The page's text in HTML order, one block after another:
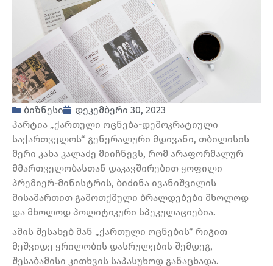
ბიზნესი
დეკემბერი 30, 2023
პარტია „ქართული ოცნება-დემოკრატიული
საქართველოს“ გენერალური მდივანი, თბილისის
მერი კახა კალაძე მიიჩნევს, რომ არაფორმალურ
მმართველობასთან დაკავშირებით ყოფილი
პრემიერ-მინისტრის, ბიძინა ივანიშვილის
მისამართით გამოთქმული ბრალდებები მხოლოდ
და მხოლოდ პოლიტიკური სპეკულაციებია.
ამის შესახებ მან „ქართული ოცნების“ რიგით
მეშვიდე ყრილობის დასრულების შემდეგ,
შესაბამისი კითხვის საპასუხოდ განაცხადა.